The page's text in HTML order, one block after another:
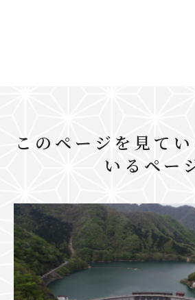
このページを見て
いるペー